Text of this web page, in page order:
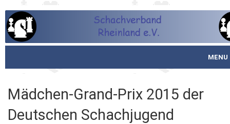
MENU
Mädchen-Grand-Prix 2015 der
Deutschen Schachjugend